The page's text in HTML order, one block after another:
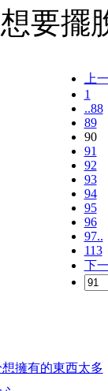
要擺
上
1
..88
89
90
91
92
93
94
95
96
97..
113
下
擁有的東西太多